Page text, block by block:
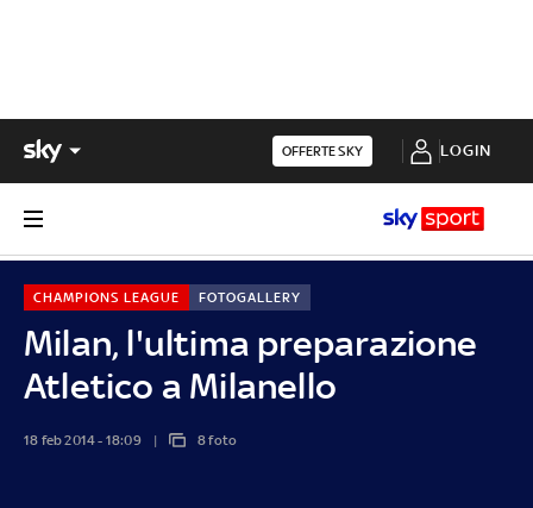
OFFERTE SKY LOGIN
Milan, l'ultima preparazione
Atletico a Milanello
CHAMPIONS LEAGUE FOTOGALLERY
18 feb 2014 - 18:09 8 foto